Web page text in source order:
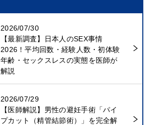
2026/07/30
【最新調査】日本人のSEX事情
2026！平均回数・経験人数・初体験
年齢・セックスレスの実態を医師が
解説
2026/07/29
【医師解説】男性の避妊手術「パイ
プカット（精管結節術）」を完全解